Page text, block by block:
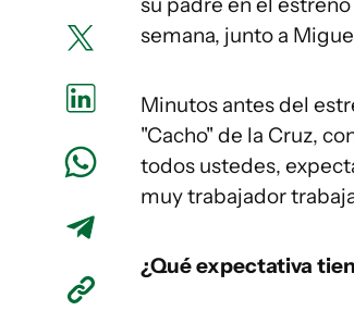
semana, junto a
Minutos antes del
"Cacho" de la Cruz,
todos ustedes,
muy trabajador
¿Qué expectativa